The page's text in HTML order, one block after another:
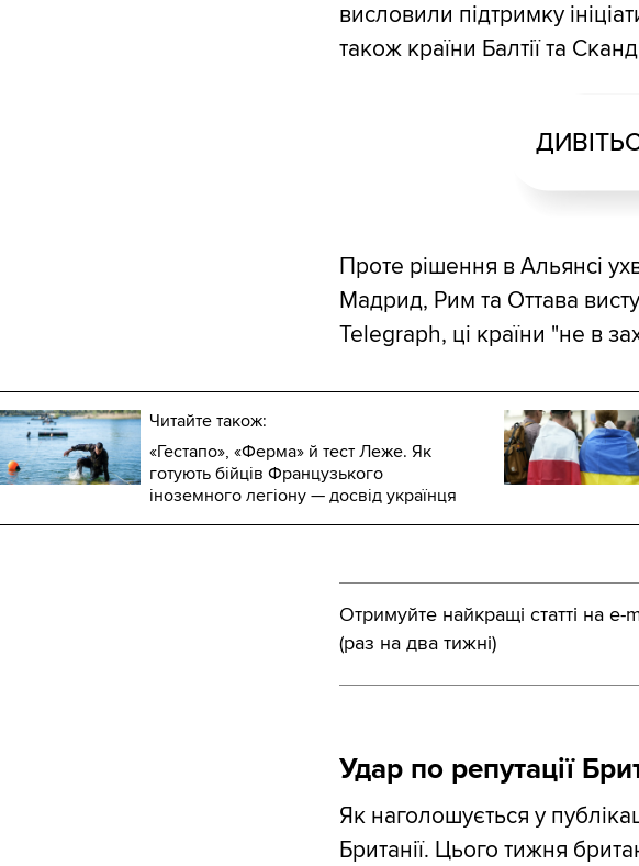
висловили підтримку
також країни Балтії та
Проте рішення в Альянсі
Мадрид, Рим та Оттава
Telegraph, ці країни "не в
Читайте також:
«Гестапо», «Ферма» й тест Леже. Як
готують бійців Французького
іноземного легіону — досвід українця
Отримуйте найкращі статті на e-
(раз на два тижні)
Удар по репутації
Як наголошується у
Британії. Цього тижня